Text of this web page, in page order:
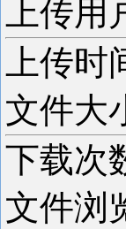
上传用
上传时
文件大
下载次
文件浏